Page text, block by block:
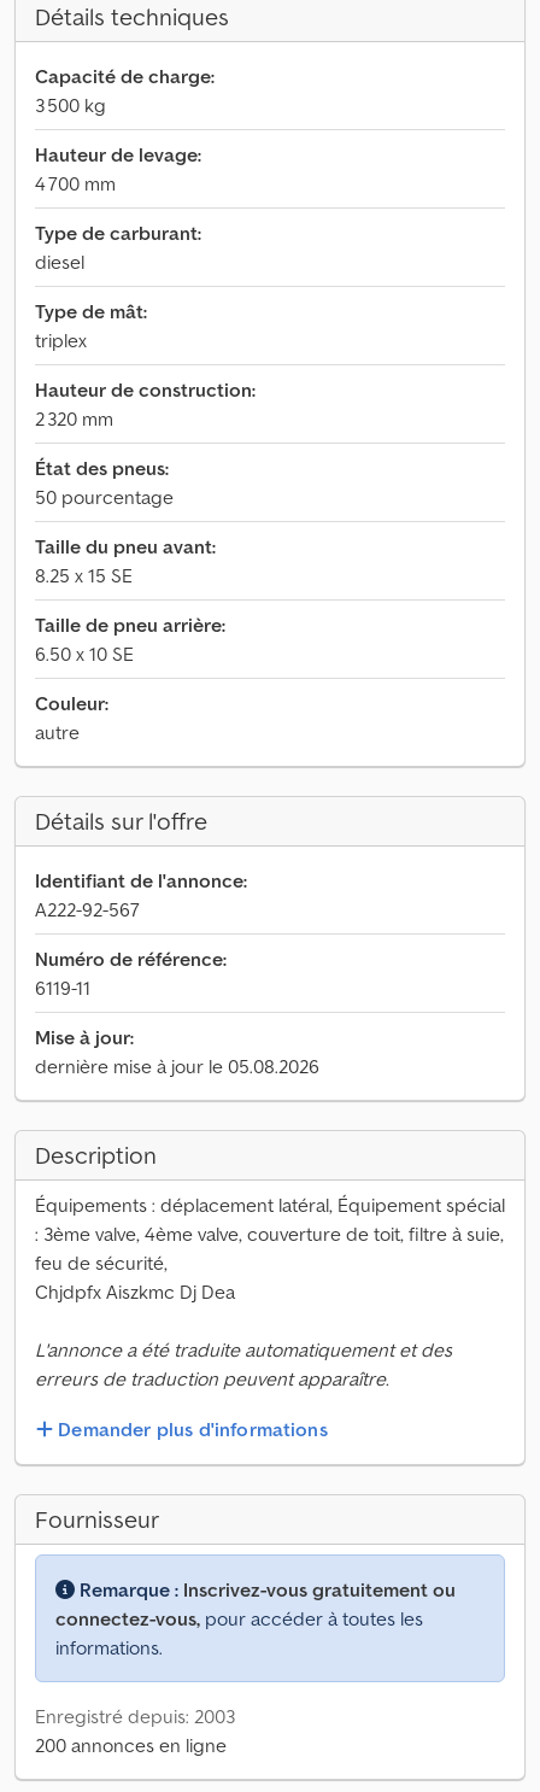
Détails techniques
Capacité de charge:
3 500 kg
Hauteur de levage:
4 700 mm
Type de carburant:
diesel
Type de mât:
triplex
Hauteur de construction:
2 320 mm
État des pneus:
50 pourcentage
Taille du pneu avant:
8.25 x 15 SE
Taille de pneu arrière:
6.50 x 10 SE
Couleur:
autre
Détails sur l'offre
Identifiant de l'annonce:
A222-92-567
Numéro de référence:
6119-11
Mise à jour:
dernière mise à jour le 05.08.2026
Description
Équipements : déplacement latéral, Équipement spécial
: 3ème valve, 4ème valve, couverture de toit, filtre à suie,
feu de sécurité,
Chjdpfx Aiszkmc Dj Dea
L'annonce a été traduite automatiquement et des
erreurs de traduction peuvent apparaître.
Demander plus d'informations
Fournisseur
Remarque : Inscrivez-vous gratuitement ou
connectez-vous, pour accéder à toutes les
informations.
Enregistré depuis: 2003
200 annonces en ligne